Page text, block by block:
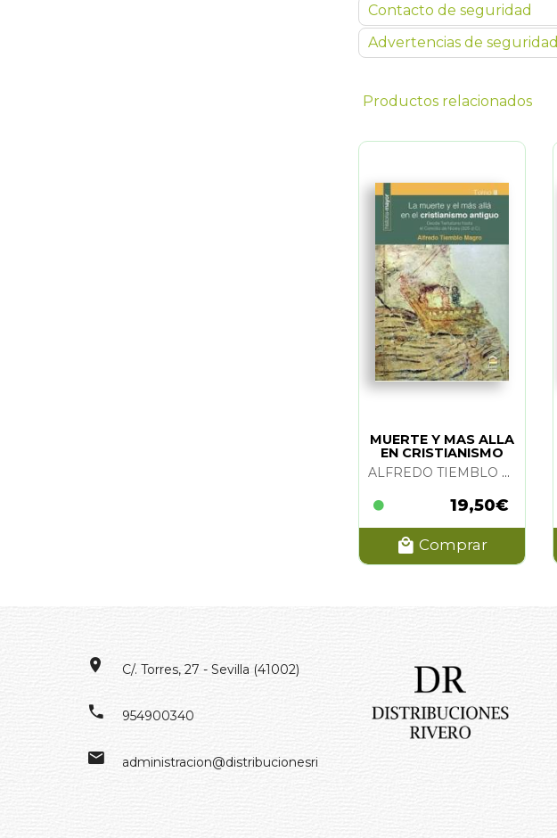
Contacto de seguridad
Advertencias de seguridad
Productos relacionados
MUERTE Y MAS ALLA
EN CRISTIANISMO
ANTIGUO. VOL. II ALFREDO TIEMBLO MAGRO
19,50€
Comprar
C/. Torres, 27 - Sevilla (41002)
954900340
administracion@distribucionesrivero.es